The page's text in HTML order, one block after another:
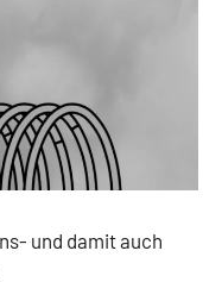
und damit auch